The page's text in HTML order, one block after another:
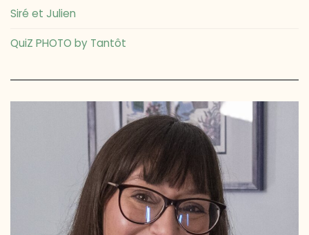
Siré et Julien
QuiZ PHOTO by Tantôt